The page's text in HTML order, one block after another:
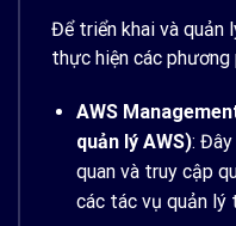
Để triển khai và quản
thực hiện các phương
AWS
quản lý AWS):
quan và truy cập
các tác vụ quản lý